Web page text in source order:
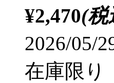
¥2,470(税
2026/05/
在庫限り